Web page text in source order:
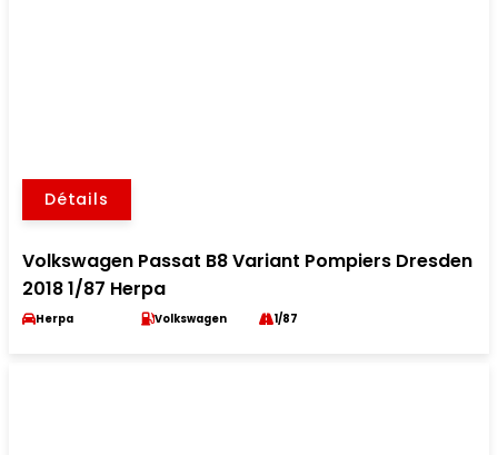
Détails
Volkswagen Passat B8 Variant Pompiers Dresden
2018 1/87 Herpa
Herpa Volkswagen 1/87